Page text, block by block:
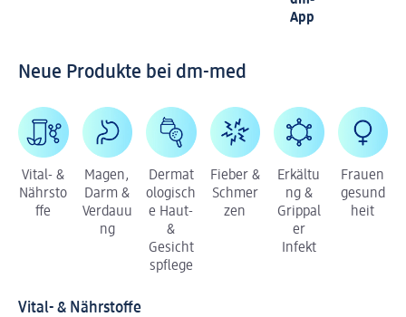
App
Neue Produkte bei dm-med
Vital- &
Nährsto
ffe
Magen,
Darm &
Verdauu
ng
Dermat
ologisch
e Haut-
&
Gesicht
spflege
Fieber &
Schmer
zen
Erkältu
ng &
Grippal
er
Infekt
Frauen
gesund
heit
Vital- & Nährstoffe